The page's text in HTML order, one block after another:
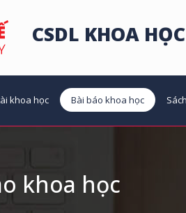
CSDL KHOA
khoa học Bài báo khoa học
khoa học